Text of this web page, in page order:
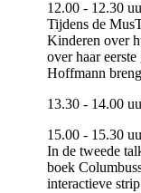
12.00 - 12.30
Tijdens de
Kinderen over
over haar
Hoffmann
13.30 - 14.00
15.00 - 15.30
In de tweede
boek
interactieve